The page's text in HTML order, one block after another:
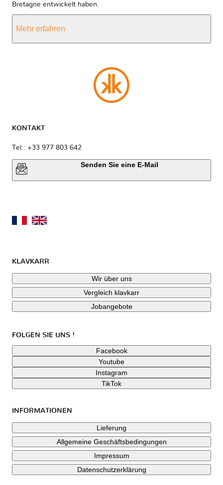
Bretagne entwickelt haben.
Mehr erfahren
KONTAKT
Tel : +33 977 803 642
Senden Sie eine E-Mail
KLAVKARR
Wir über uns
Vergleich klavkarr
Jobangebote
FOLGEN SIE UNS !
Facebook
Youtube
Instagram
TikTok
INFORMATIONEN
Lieferung
Allgemeine Geschäftsbedingungen
Impressum
Datenschutzerklärung